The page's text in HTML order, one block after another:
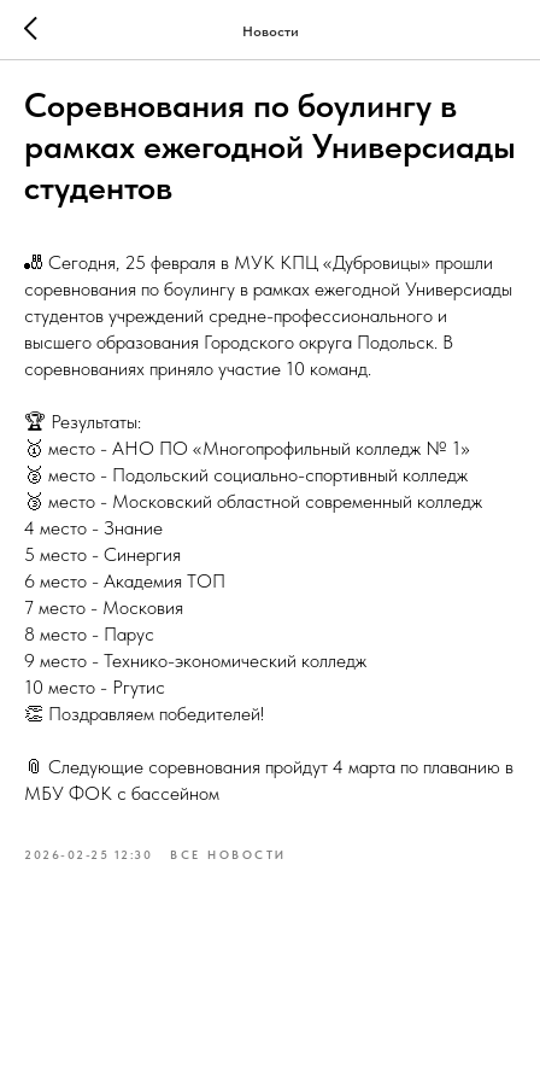
Новости
Соревнования по боулингу в
рамках ежегодной Универсиады
студентов
🎳 Сегодня, 25 февраля в МУК КПЦ «Дубровицы» прошли
соревнования по боулингу в рамках ежегодной Универсиады
студентов учреждений средне-профессионального и
высшего образования Городского округа Подольск. В
соревнованиях приняло участие 10 команд.
🏆 Результаты:
🥇 место - АНО ПО «Многопрофильный колледж № 1»
🥈 место - Подольский социально-спортивный колледж
🥉 место - Московский областной современный колледж
4 место - Знание
5 место - Синергия
6 место - Академия ТОП
7 место - Московия
8 место - Парус
9 место - Технико-экономический колледж
10 место - Ргутис
👏 Поздравляем победителей!
📎 Следующие соревнования пройдут 4 марта по плаванию в
МБУ ФОК с бассейном
2026-02-25 12:30 ВСЕ НОВОСТИ